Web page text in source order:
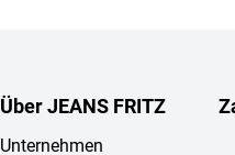
Über JEANS FRITZ
Unternehmen